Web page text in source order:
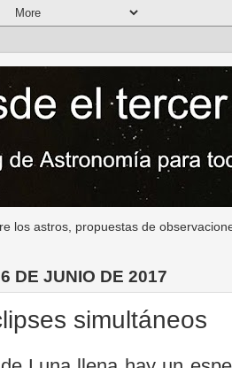
los astros, propuestas de
DE JUNIO DE 2017
simultáneos